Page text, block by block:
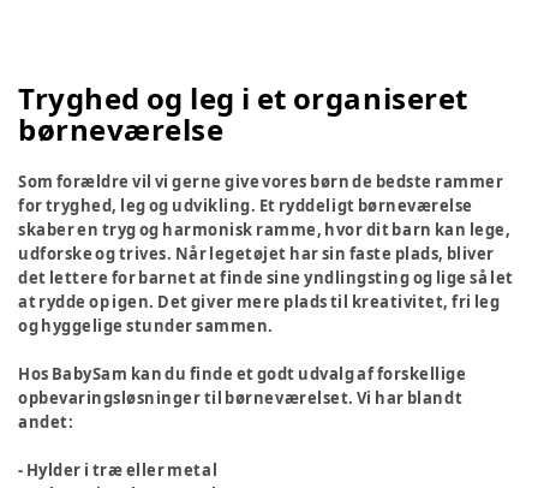
Tryghed og leg i et organiseret
børneværelse
Som forældre vil vi gerne give vores børn de bedste rammer
for tryghed, leg og udvikling. Et ryddeligt børneværelse
skaber en tryg og harmonisk ramme, hvor dit barn kan lege,
udforske og trives. Når legetøjet har sin faste plads, bliver
det lettere for barnet at finde sine yndlingsting og lige så let
at rydde op igen. Det giver mere plads til kreativitet, fri leg
og hyggelige stunder sammen.
Hos BabySam kan du finde et godt udvalg af forskellige
opbevaringsløsninger til børneværelset. Vi har blandt
andet:
- Hylder i træ eller metal